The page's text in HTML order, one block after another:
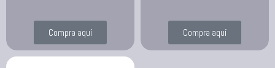
Compra aquí Compra aquí